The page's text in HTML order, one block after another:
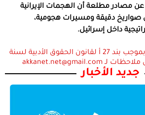
مصادر مطلعة أن الهجمات الإيرانية
صواريخ دقيقة ومسيرات هجومية،
داخل إسرائيل.
استعمال المضامين بموجب بند 27 أ لقانون الحقوق الأدبية لسنة
جديد الأخبار